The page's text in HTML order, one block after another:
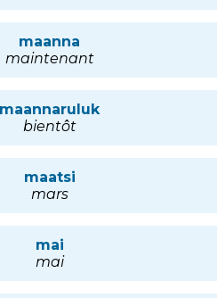
maanna
maintenant
maannaruluk
bientôt
maatsi
mars
mai
mai